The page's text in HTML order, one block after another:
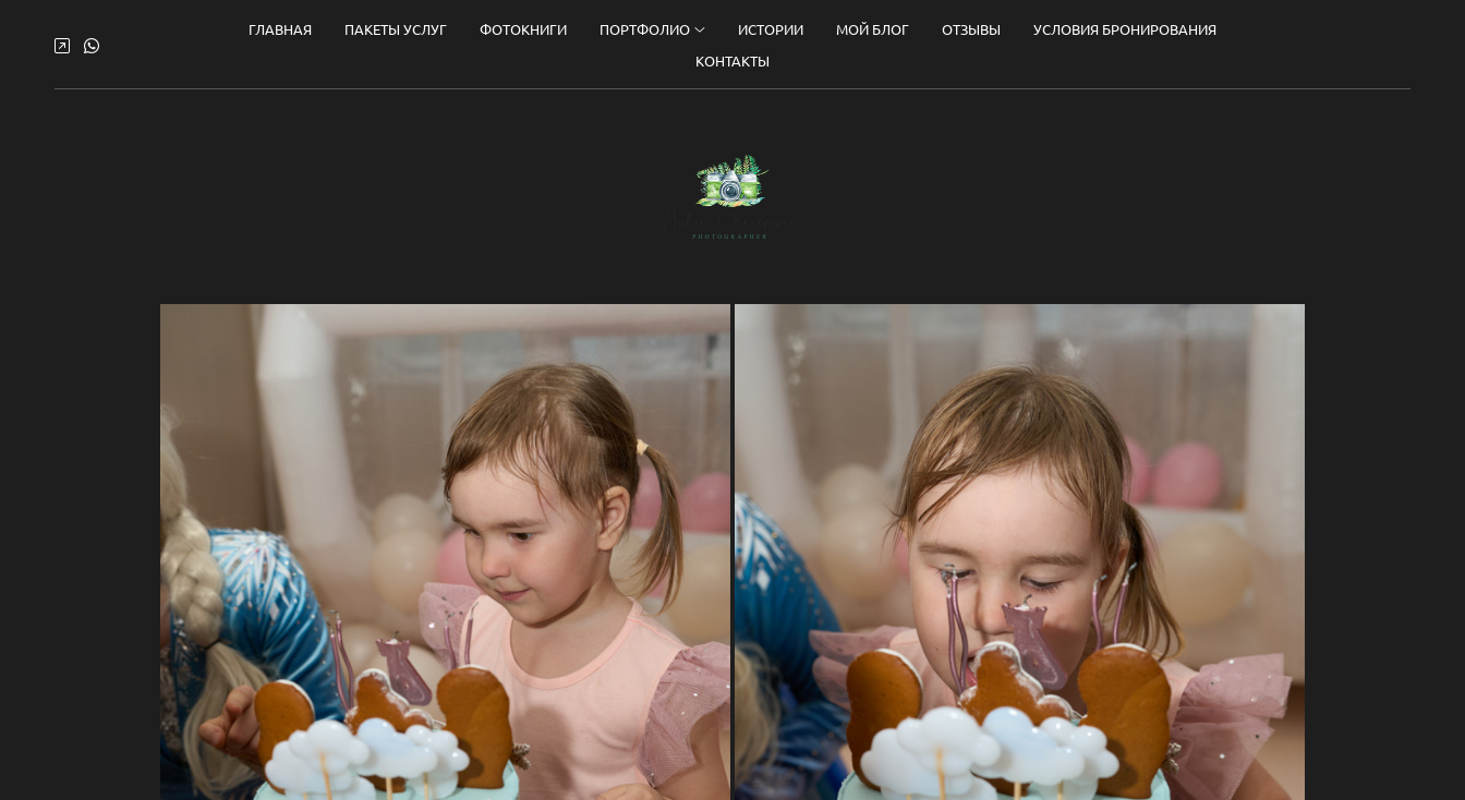
ГЛАВНАЯ ПАКЕТЫ УСЛУГ ФОТОКНИГИ ПОРТФОЛИО ИСТОРИИ МОЙ БЛОГ ОТЗЫВЫ
УСЛОВИЯ БРОНИРОВАНИЯ
КОНТАКТЫ